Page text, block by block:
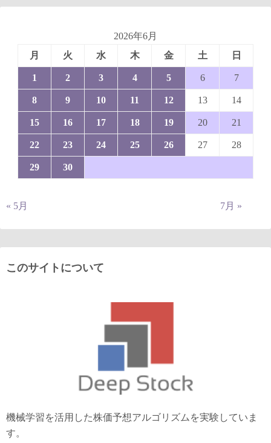
2026年6月
月
火 水 木 金 土 日
1 2 3 4 5 6 7
8 9 10 11 12 13 14
15 16 17 18 19 20 21
22 23 24 25 26 27 28
29 30
« 5月 7月 »
このサイトについて
機械学習を活用した株価予想アルゴリズムを実験していま
す。